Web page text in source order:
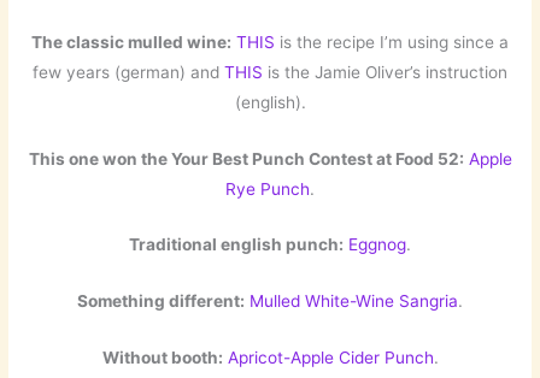
The classic mulled wine: THIS is the recipe I’m using since a
few years (german) and THIS is the Jamie Oliver’s instruction
(english).
This one won the Your Best Punch Contest at Food 52: Apple
Rye Punch.
Traditional english punch: Eggnog.
Something different: Mulled White-Wine Sangria.
Without booth: Apricot-Apple Cider Punch.